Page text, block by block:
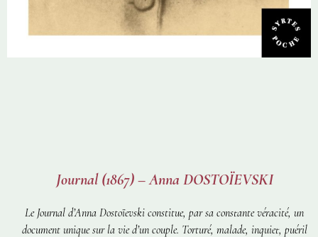
Journal (1867) – Anna DOSTOÏEVSKI
Le Journal d’Anna Dostoïevski constitue, par sa constante véracité, un
document unique sur la vie d’un couple. Torturé, malade, inquiet, puéril